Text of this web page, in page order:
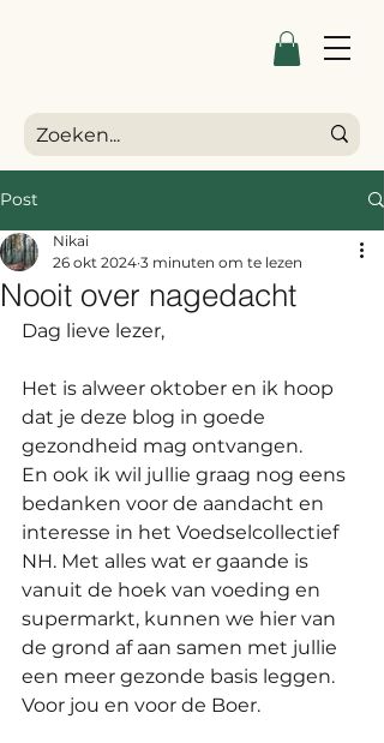
Post
Nooit over nagedacht
Nikai
26 okt 2024 3 minuten om te lezen
Dag lieve lezer,
Het is alweer oktober en ik hoop
dat je deze blog in goede
gezondheid mag ontvangen.
En ook ik wil jullie graag nog eens
bedanken voor de aandacht en
interesse in het Voedselcollectief
NH. Met alles wat er gaande is
vanuit de hoek van voeding en
supermarkt, kunnen we hier van
de grond af aan samen met jullie
een meer gezonde basis leggen.
Voor jou en voor de Boer.